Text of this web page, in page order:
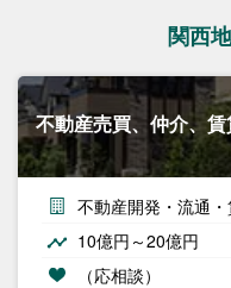
関西
不動産売買、仲介、
不動産開発・流通
10億円～20億円
（応相談）